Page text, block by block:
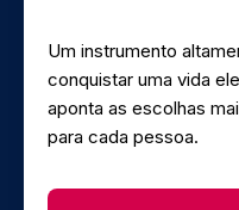
Um instrumento
conquistar uma vida
aponta as escolhas
para cada pessoa.